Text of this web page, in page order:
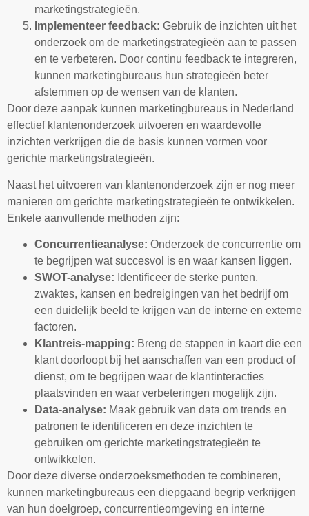
marketingstrategieën.
Implementeer feedback: Gebruik de inzichten uit het
onderzoek om de marketingstrategieën aan te passen
en te verbeteren. Door continu feedback te integreren,
kunnen marketingbureaus hun strategieën beter
afstemmen op de wensen van de klanten.
Door deze aanpak kunnen marketingbureaus in Nederland
effectief klantenonderzoek uitvoeren en waardevolle
inzichten verkrijgen die de basis kunnen vormen voor
gerichte marketingstrategieën.
Naast het uitvoeren van klantenonderzoek zijn er nog meer
manieren om gerichte marketingstrategieën te ontwikkelen.
Enkele aanvullende methoden zijn:
Concurrentieanalyse: Onderzoek de concurrentie om
te begrijpen wat succesvol is en waar kansen liggen.
SWOT-analyse: Identificeer de sterke punten,
zwaktes, kansen en bedreigingen van het bedrijf om
een duidelijk beeld te krijgen van de interne en externe
factoren.
Klantreis-mapping: Breng de stappen in kaart die een
klant doorloopt bij het aanschaffen van een product of
dienst, om te begrijpen waar de klantinteracties
plaatsvinden en waar verbeteringen mogelijk zijn.
Data-analyse: Maak gebruik van data om trends en
patronen te identificeren en deze inzichten te
gebruiken om gerichte marketingstrategieën te
ontwikkelen.
Door deze diverse onderzoeksmethoden te combineren,
kunnen marketingbureaus een diepgaand begrip verkrijgen
van hun doelgroep, concurrentieomgeving en interne